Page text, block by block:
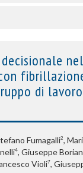
di lavoro
Fumagalli2,
4, Giuseppe
Violi7,